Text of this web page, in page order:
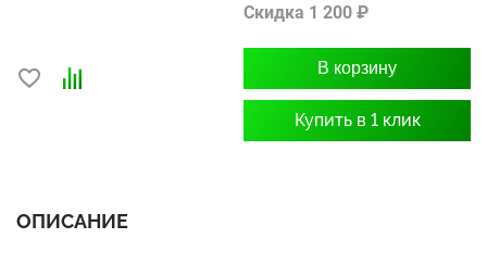
Скидка 1 200 ₽
В корзину
Купить в 1 клик
ОПИСАНИЕ